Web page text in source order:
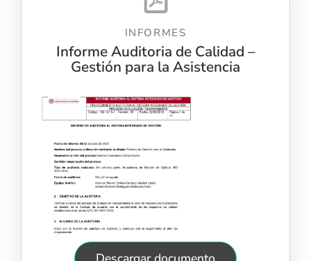
INFORMES
Informe Auditoria de Calidad –
Gestión para la Asistencia